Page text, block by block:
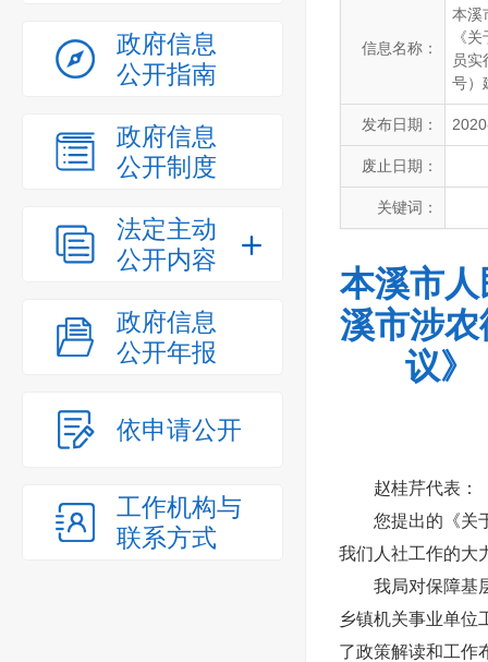
政府信息
公开指南
政府信息
公开制度
法定主动
公开内容
政府信息
公开年报
依申请公开
工作机构与
联系方式
信息名称：
本溪
《
员实
号）
发布日期：
废止日期：
关键词：
本溪市
溪市涉
议》
赵桂芹代表：
您提出的《关
我们人社工作的大
我局对保障基
乡镇机关事业单位
了政策解读和工作